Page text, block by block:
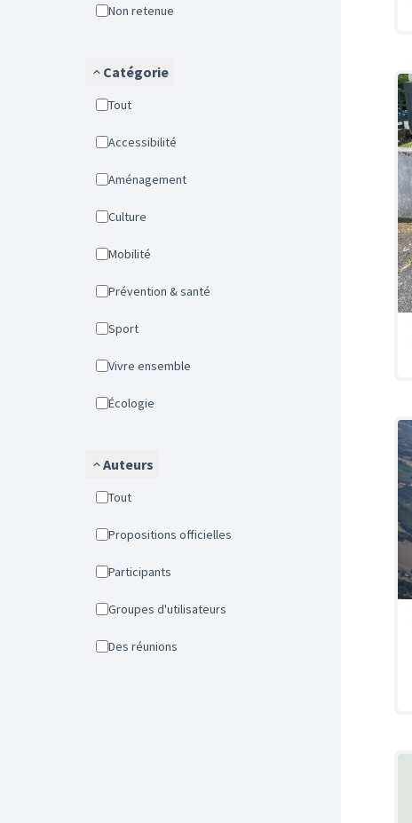
Non retenue
Catégorie
Tout
Accessibilité
Aménagement
Culture
Mobilité
Prévention & santé
Sport
Vivre ensemble
Écologie
Auteurs
Tout
Propositions officielles
Participants
Groupes d'utilisateurs
Des réunions